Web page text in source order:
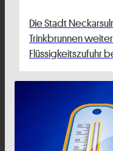
Die Stadt
Trinkbrunnen
Flüssigkeitszufuhr